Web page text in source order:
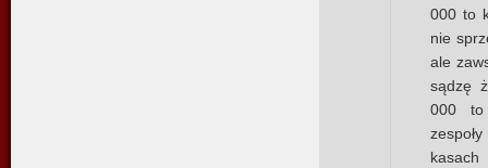
000 to
nie
ale
sądzę
000 to